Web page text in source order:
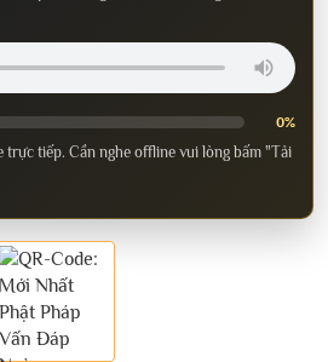
0%
trực tiếp. Cần nghe offline vui lòng bấm "Tải